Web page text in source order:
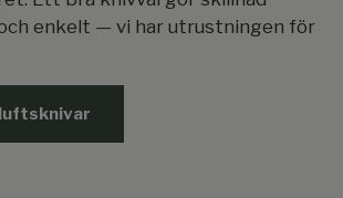
enkelt — vi har utrustningen för